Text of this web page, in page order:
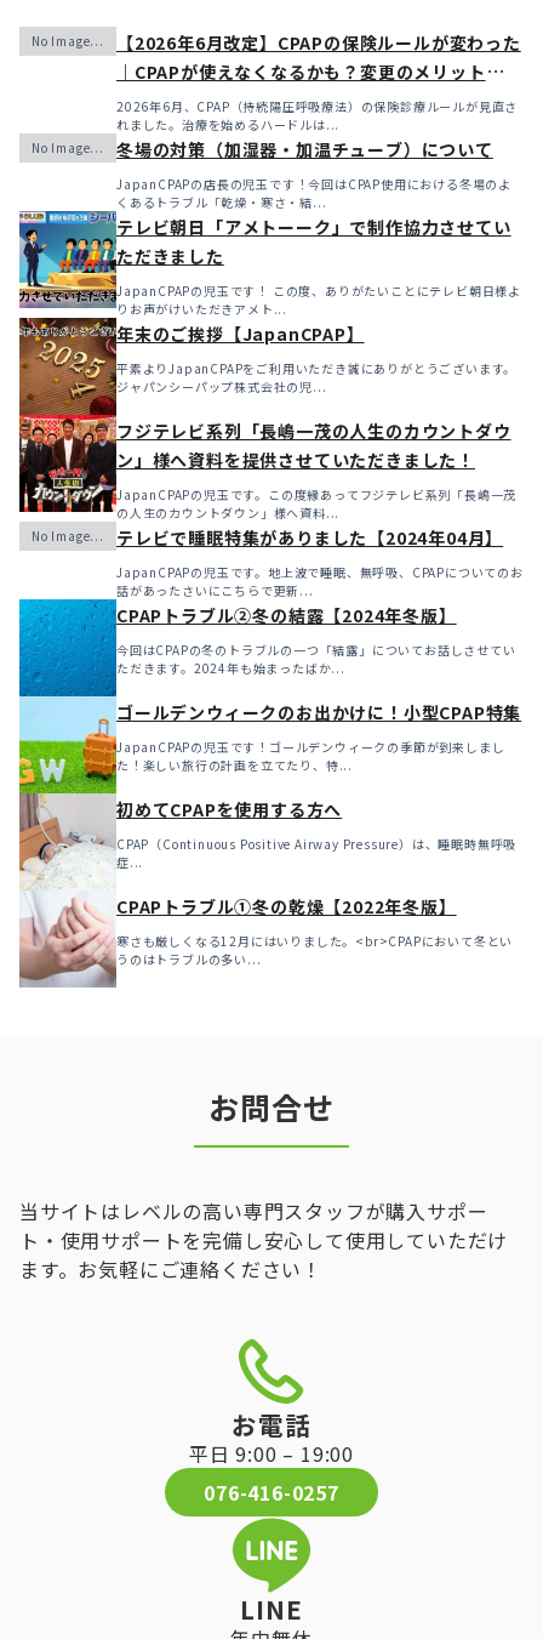
【2026年6月改定】CPAPの保険ルールが変わった
｜CPAPが使えなくなるかも？変更のメリット・デ
メリットと「購入」という選択肢
2026年6月、CPAP（持続陽圧呼吸療法）の保険診療ルールが見直さ
れました。治療を始めるハードルは...
冬場の対策（加湿器・加温チューブ）について
JapanCPAPの店長の児玉です！今回はCPAP使用における冬場のよ
くあるトラブル「乾燥・寒さ・結...
テレビ朝日「アメトーーク」で制作協力させてい
ただきました
JapanCPAPの児玉です！ この度、ありがたいことにテレビ朝日様よ
りお声がけいただきアメト...
年末のご挨拶【JapanCPAP】
平素よりJapanCPAPをご利用いただき誠にありがとうございます。
ジャパンシーパップ株式会社の児...
フジテレビ系列「長嶋一茂の人生のカウントダウ
ン」様へ資料を提供させていただきました！
JapanCPAPの児玉です。この度縁あってフジテレビ系列「長嶋一茂
の人生のカウントダウン」様へ資料...
テレビで睡眠特集がありました【2024年04月】
JapanCPAPの児玉です。地上波で睡眠、無呼吸、CPAPについてのお
話があったさいにこちらで更新...
CPAPトラブル②冬の結露【2024年冬版】
今回はCPAPの冬のトラブルの一つ「結露」についてお話しさせてい
ただきます。2024年も始まったばか...
ゴールデンウィークのお出かけに！小型CPAP特集
JapanCPAPの児玉です！ゴールデンウィークの季節が到来しまし
た！楽しい旅行の計画を立てたり、特...
初めてCPAPを使用する方へ
CPAP（Continuous Positive Airway Pressure）は、睡眠時無呼吸
症...
CPAPトラブル①冬の乾燥【2022年冬版】
寒さも厳しくなる12月にはいりました。<br>CPAPにおいて冬とい
うのはトラブルの多い...
お問合せ
当サイトはレベルの高い専門スタッフが購入サポー
ト・使用サポートを完備し安心して使用していただけ
ます。お気軽にご連絡ください！
お電話
平日 9:00 – 19:00
076-416-0257
LINE